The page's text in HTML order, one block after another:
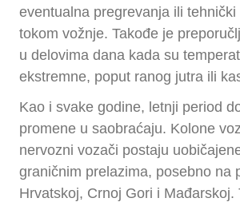
eventualna pregrevanja ili tehnički
tokom vožnje. Takođe je
u delovima dana kada su
ekstremne, poput ranog jutra ili
Kao i svake godine, letnji period
promene u saobraćaju. Kolone
nervozni vozači postaju
graničnim prelazima, posebno na
Hrvatskoj, Crnoj Gori i Mađarskoj.